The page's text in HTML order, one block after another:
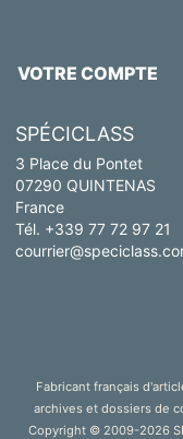
VOTRE COMPTE
SPÉCICLASS
3 Place du Pontet
07290 QUINTENAS
France
Tél. +339 77 72 97 21
Fabricant français
archives et dossiers de
Copyright © 2009-2026